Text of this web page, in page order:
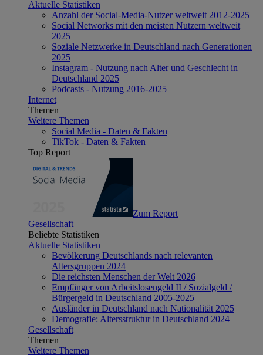
Aktuelle Statistiken
Anzahl der Social-Media-Nutzer weltweit 2012-2025
Social Networks mit den meisten Nutzern weltweit
2025
Soziale Netzwerke in Deutschland nach Generationen
2025
Instagram - Nutzung nach Alter und Geschlecht in
Deutschland 2025
Podcasts - Nutzung 2016-2025
Internet
Themen
Weitere Themen
Social Media - Daten & Fakten
TikTok - Daten & Fakten
Top Report
Zum Report
Gesellschaft
Beliebte Statistiken
Aktuelle Statistiken
Bevölkerung Deutschlands nach relevanten
Altersgruppen 2024
Die reichsten Menschen der Welt 2026
Empfänger von Arbeitslosengeld II / Sozialgeld /
Bürgergeld in Deutschland 2005-2025
Ausländer in Deutschland nach Nationalität 2025
Demografie: Altersstruktur in Deutschland 2024
Gesellschaft
Themen
Weitere Themen